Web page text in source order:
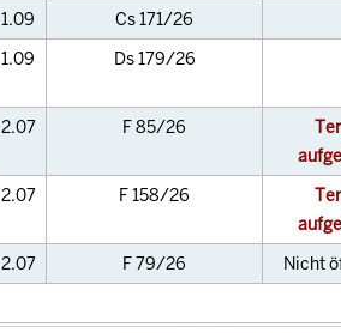
1.09
Cs 171/26
1.09 Ds 179/26
2.07 F 85/26
2.07 F 158/26
2.07 F 79/26
Nicht